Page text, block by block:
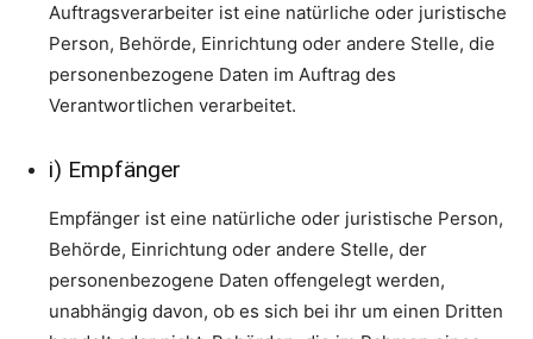
Auftragsverarbeiter ist eine natürliche oder juristische
Person, Behörde, Einrichtung oder andere Stelle, die
personenbezogene Daten im Auftrag des
Verantwortlichen verarbeitet.
i) Empfänger
Empfänger ist eine natürliche oder juristische Person,
Behörde, Einrichtung oder andere Stelle, der
personenbezogene Daten offengelegt werden,
unabhängig davon, ob es sich bei ihr um einen Dritten